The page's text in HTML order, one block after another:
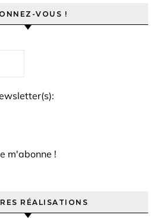
VOUS !
RÉALISATIONS